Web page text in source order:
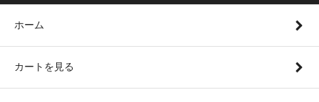
ホーム
カートを見る